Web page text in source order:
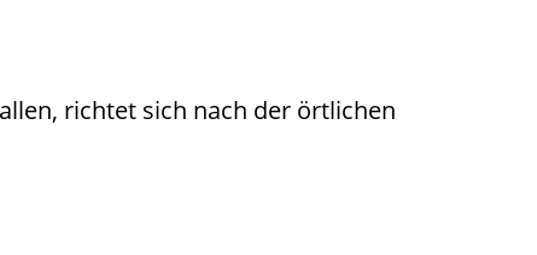
richtet sich nach der örtlichen